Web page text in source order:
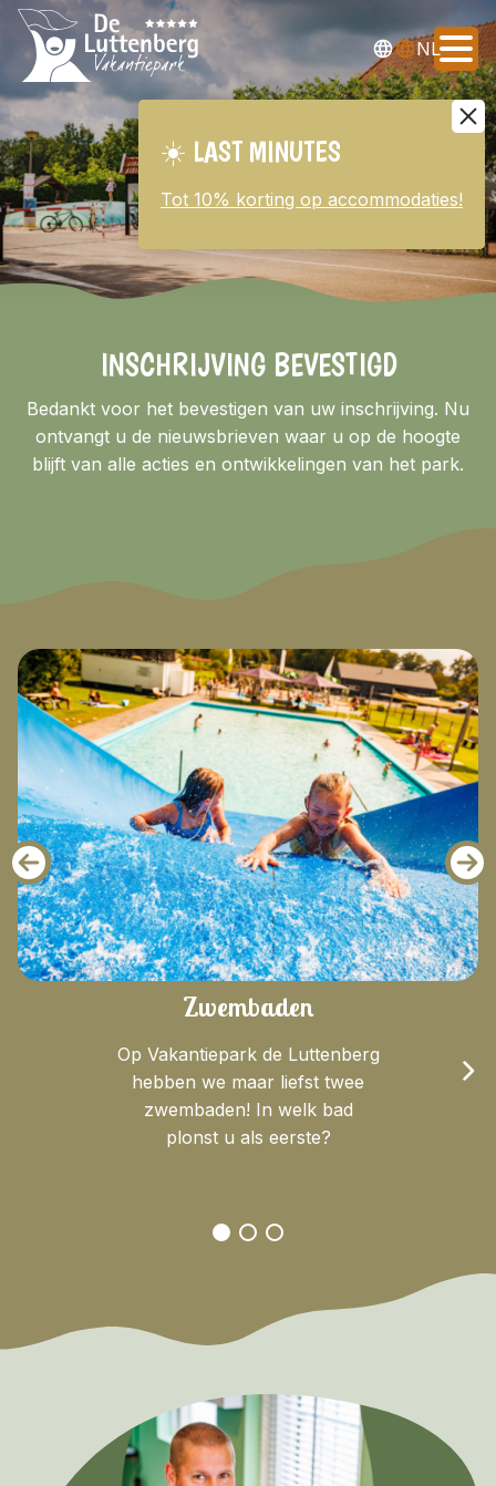
☀️ LAST MINUTES
Tot 10% korting op accommodaties!
NL
EN
Overnachten
Tarieven
Faciliteiten
Omgeving
Verkoop
☀️ LAST MINUTES
Tot 10% korting op accommodaties!
INSCHRIJVING BEVESTIGD
Bedankt voor het bevestigen van uw inschrijving. Nu
ontvangt u de nieuwsbrieven waar u op de hoogte
blijft van alle acties en ontwikkelingen van het park.
Zwembaden
Op Vakantiepark de Luttenberg
hebben we maar liefst twee
zwembaden! In welk bad
plonst u als eerste?